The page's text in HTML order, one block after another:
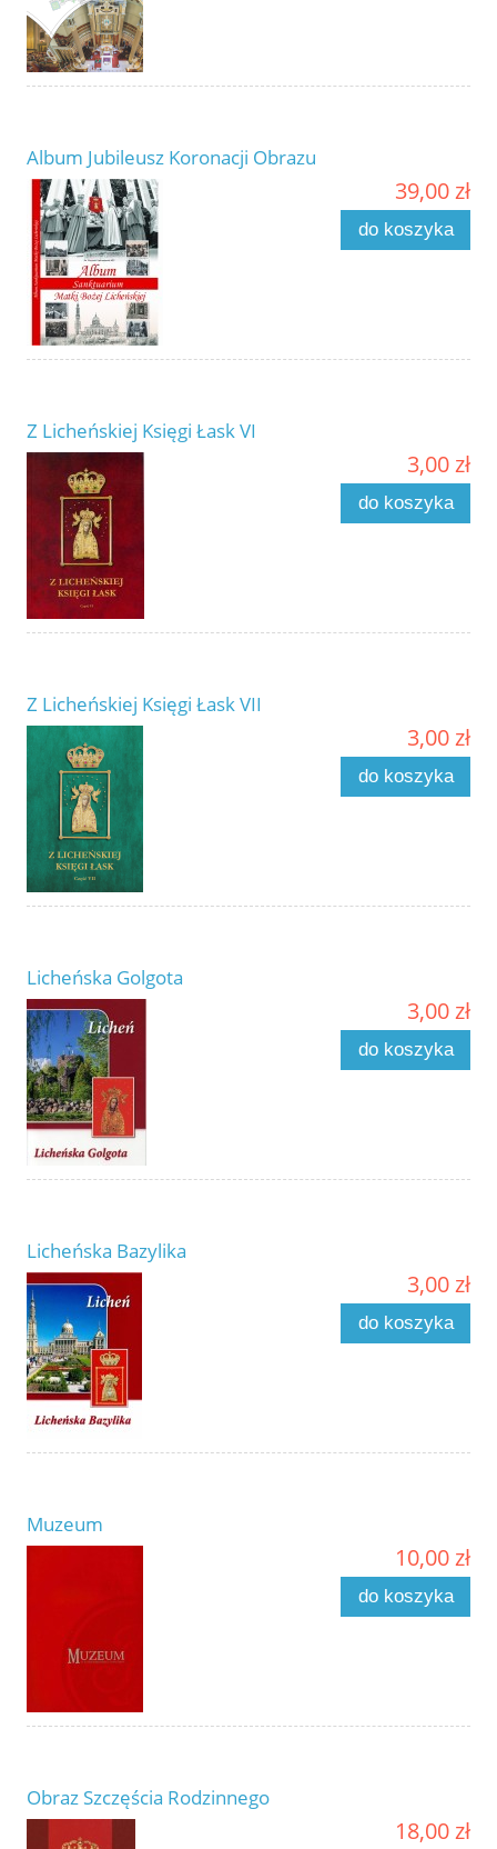
Album Jubileusz Koronacji Obrazu
39,00 zł
do koszyka
Z Licheńskiej Księgi Łask VI
3,00 zł
do koszyka
Z Licheńskiej Księgi Łask VII
3,00 zł
do koszyka
Licheńska Golgota
3,00 zł
do koszyka
Licheńska Bazylika
3,00 zł
do koszyka
Muzeum
10,00 zł
do koszyka
Obraz Szczęścia Rodzinnego
18,00 zł